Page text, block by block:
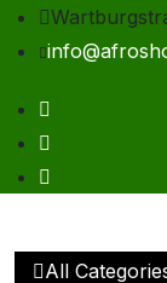
All